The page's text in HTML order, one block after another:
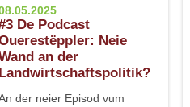
De Podcast
Neie
an der
Landwirtschaftspolitik?
der neier Episod vum